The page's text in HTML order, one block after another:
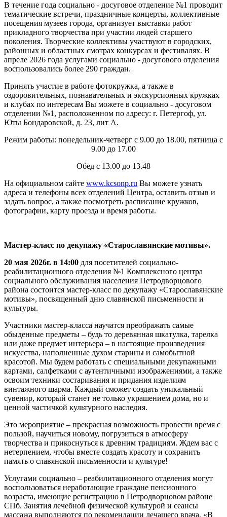
В течение года социально - досуговое отделение №1 проводит
тематические встречи, праздничные концерты, коллективные
посещения музеев города, организует выставки работ
прикладного творчества при участии людей старшего
поколения. Творческие коллективы участвуют в городских,
районных и областных смотрах конкурсах и фестивалях. В
апреле 2026 года услугами социально - досугового отделения
воспользовались более 290 граждан.
Принять участие в работе фотокружка, а также в
оздоровительных, познавательных и экскурсионных кружках
и клубах по интересам Вы можете в социально - досуговом
отделении №1, расположенном по адресу: г. Петергоф, ул.
Юты Бондаровской, д. 23, лит А.
Режим работы: понедельник-четверг с 9.00 до 18.00, пятница с
9.00 до 17.00
Обед с 13.00 до 13.48
На официальном сайте www.kcsonp.ru Вы можете узнать
адреса и телефоны всех отделений Центра, оставить отзыв и
задать вопрос, а также посмотреть расписание кружков,
фотографии, карту проезда и время работы.
Мастер-класс по декупажу «Старославянские мотивы».
20 мая 2026г. в 14:00 для посетителей социально-
реабилитационного отделения №1 Комплексного центра
социального обслуживания населения Петродворцового
района состоится мастер-класс по декупажу «Старославянские
мотивы», посвященный дню славянской письменности и
культуры.
Участники мастер-класса научатся преображать самые
обыденные предметы – будь то деревянная шкатулка, тарелка
или даже предмет интерьера – в настоящие произведения
искусства, наполненные духом старины и самобытной
красотой. Мы будем работать с специальными декупажными
картами, салфетками с аутентичными изображениями, а также
освоим техники состаривания и придания изделиям
винтажного шарма. Каждый сможет создать уникальный
сувенир, который станет не только украшением дома, но и
ценной частичкой культурного наследия.
Это мероприятие – прекрасная возможность провести время с
пользой, научиться новому, погрузиться в атмосферу
творчества и прикоснуться к древним традициям. Ждем вас с
нетерпением, чтобы вместе создать красоту и сохранить
память о славянской письменности и культуре!
Услугами социально – реабилитационного отделения могут
воспользоваться неработающие граждане пенсионного
возраста, имеющие регистрацию в Петродворцовом районе
СПб. Занятия лечебной физической культурой и сеансы
массажа выполняются по рекомендации лечащего врача. «В